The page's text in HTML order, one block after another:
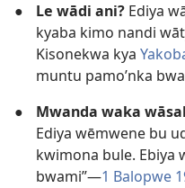
● Le wādi ani? Ediya
kyaba kimo nandi
Kisonekwa kya
muntu pamo’nka
●
Mwanda waka
Ediya wēmwene bu
kwimona bule. Ebiya
bwami”—1 Balopwe